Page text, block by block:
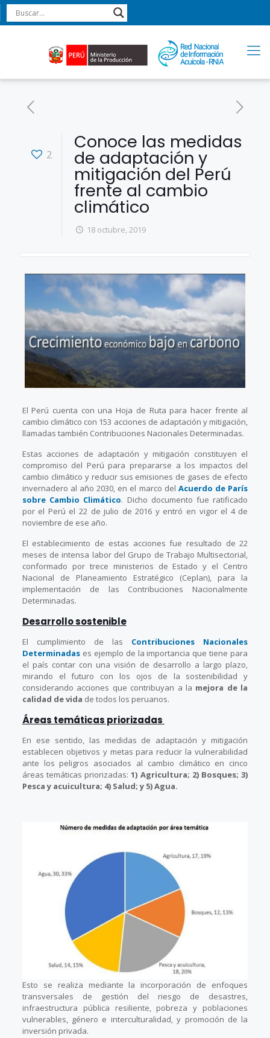
2
Conoce las medidas
de adaptación y
mitigación del Perú
frente al cambio
climático
18 octubre, 2019
El Perú cuenta con una Hoja de Ruta para hacer frente al
cambio climático con 153 acciones de adaptación y mitigación,
llamadas también Contribuciones Nacionales Determinadas.
Estas acciones de adaptación y mitigación constituyen el
compromiso del Perú para prepararse a los impactos del
cambio climático y reducir sus emisiones de gases de efecto
invernadero al año 2030, en el marco del Acuerdo de París
sobre Cambio Climático. Dicho documento fue ratificado
por el Perú el 22 de julio de 2016 y entró en vigor el 4 de
noviembre de ese año.
El establecimiento de estas acciones fue resultado de 22
meses de intensa labor del Grupo de Trabajo Multisectorial,
conformado por trece ministerios de Estado y el Centro
Nacional de Planeamiento Estratégico (Ceplan), para la
implementación de las Contribuciones Nacionalmente
Determinadas.
Desarrollo sostenible
El cumplimiento de las Contribuciones Nacionales
Determinadases ejemplo de la importancia que tiene para
el país contar con una visión de desarrollo a largo plazo,
mirando el futuro con los ojos de la sostenibilidad y
considerando acciones que contribuyan a la mejora de la
calidad de vida de todos los peruanos.
Áreas temáticas priorizadas
En ese sentido, las medidas de adaptación y mitigación
establecen objetivos y metas para reducir la vulnerabilidad
ante los peligros asociados al cambio climático en cinco
áreas temáticas priorizadas:1) Agricultura; 2) Bosques; 3)
Pesca y acuicultura; 4) Salud; y 5) Agua.
Esto se realiza mediante la incorporación de enfoques
transversales de gestión del riesgo de desastres,
infraestructura pública resiliente, pobreza y poblaciones
vulnerables, género e interculturalidad, y promoción de la
inversión privada.